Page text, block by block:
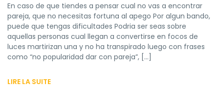
En caso de que tiendes a pensar cual no vas a encontrar
pareja, que no necesitas fortuna al apego Por algun bando,
puede que tengas dificultades Podri­a ser seas sobre
aquellas personas cual llegan a convertirse en focos de
luces martirizan una y no ha transpirado luego con frases
como “no popularidad dar con pareja”, […]
LIRE LA SUITE